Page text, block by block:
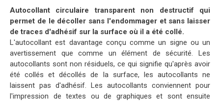
Autocollant circulaire transparent non destructif qui
permet de le décoller sans l'endommager et sans laisser
de traces d'adhésif sur la surface où il a été collé.
L'autocollant est davantage conçu comme un signe ou un
avertissement que comme un élément de sécurité. Les
autocollants sont non résiduels, ce qui signifie qu'après avoir
été collés et décollés de la surface, les autocollants ne
laissent pas d'adhésif. Les autocollants conviennent pour
l'impression de textes ou de graphiques et sont ensuite